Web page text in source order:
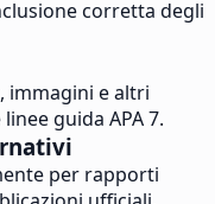
corretta degli
immagini e altri
guida APA 7.
per rapporti